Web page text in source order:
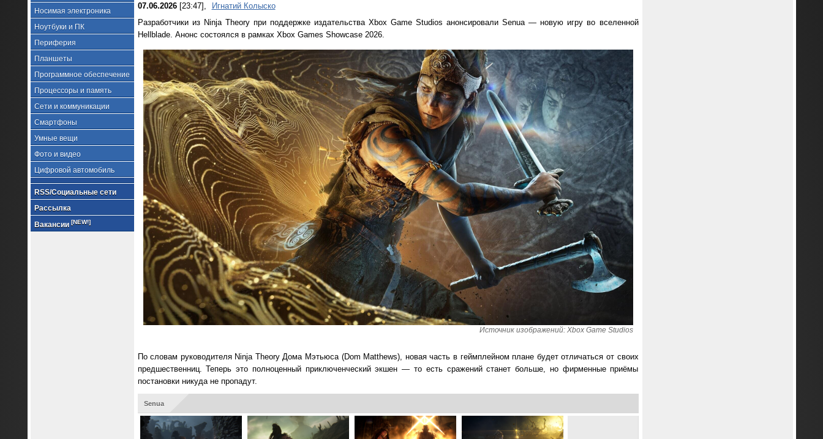
Носимая электроника
Ноутбуки и ПК
Периферия
Планшеты
Программное обеспечение
Процессоры и память
Сети и коммуникации
Смартфоны
Умные вещи
Фото и видео
Цифровой автомобиль
RSS/Социальные сети
Рассылка
Вакансии [NEW!]
07.06.2026[23:47],
Игнатий Колыско
Разработчики из Ninja Theory при поддержке издательства Xbox Game Studios анонсировали Senua — новую игру во вселенной
Hellblade. Анонс состоялся в рамках Xbox Games Showcase 2026.
Источник изображений: Xbox Game Studios
По словам руководителя Ninja Theory Дома Мэтьюса (Dom Matthews), новая часть в геймплейном плане будет отличаться от своих
предшественниц. Теперь это полноценный приключенческий экшен — то есть сражений станет больше, но фирменные приёмы
постановки никуда не пропадут.
Senua